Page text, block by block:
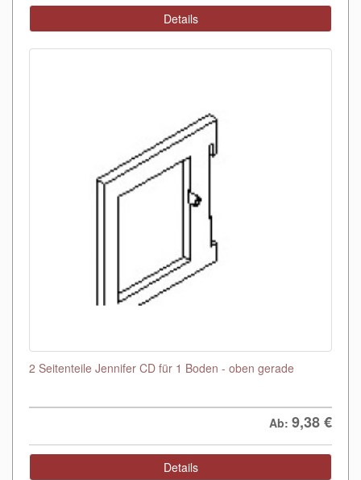
Details
2 Seitenteile Jennifer CD für 1 Boden - oben gerade
Ab: 9,38€
Details